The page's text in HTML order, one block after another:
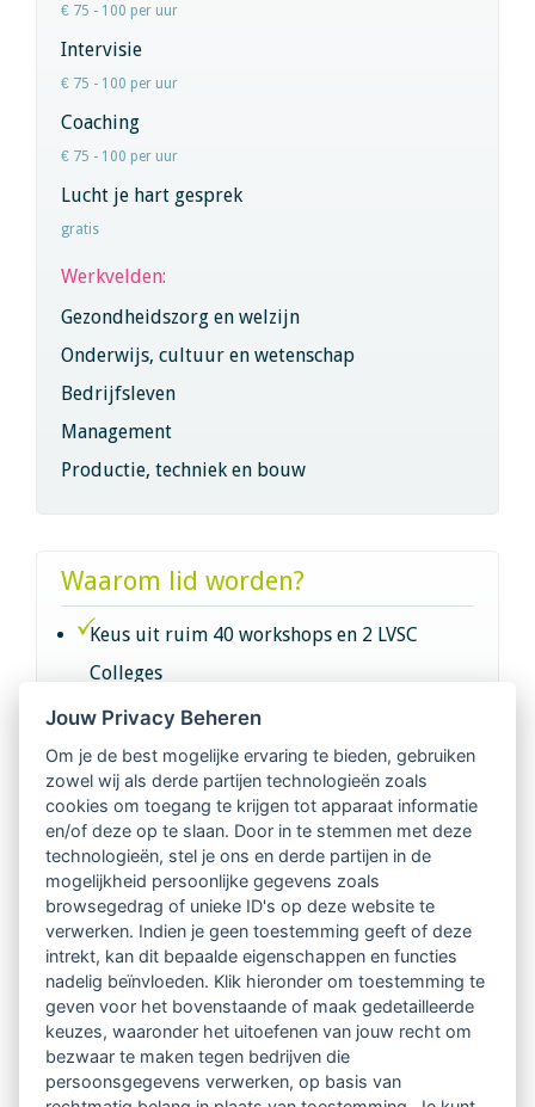
€ 75 - 100 per uur
Intervisie
€ 75 - 100 per uur
Coaching
€ 75 - 100 per uur
Lucht je hart gesprek
gratis
Werkvelden:
Gezondheidszorg en welzijn
Onderwijs, cultuur en wetenschap
Bedrijfsleven
Management
Productie, techniek en bouw
Waarom lid worden?
Keus uit ruim 40 workshops en 2 LVSC
Colleges
Intervisie met geregistreerde vakgenoten
Netwerk van 2100 professionals in 14
regio's
Vindbaar voor opdrachtgevers
Tijdschrift voor
Begeleidingskunde & kennisbank
Beroepsregistratie (LVSC keurmerk)
Lid worden van LVSC
Jouw Privacy Beheren
Om je de best mogelijke ervaring te bieden, gebruiken
zowel wij als derde partijen technologieën zoals
cookies om toegang te krijgen tot apparaat informatie
en/of deze op te slaan. Door in te stemmen met deze
technologieën, stel je ons en derde partijen in de
mogelijkheid persoonlijke gegevens zoals
browsegedrag of unieke ID's op deze website te
verwerken. Indien je geen toestemming geeft of deze
intrekt, kan dit bepaalde eigenschappen en functies
nadelig beïnvloeden. Klik hieronder om toestemming te
geven voor het bovenstaande of maak gedetailleerde
keuzes, waaronder het uitoefenen van jouw recht om
bezwaar te maken tegen bedrijven die
persoonsgegevens verwerken, op basis van